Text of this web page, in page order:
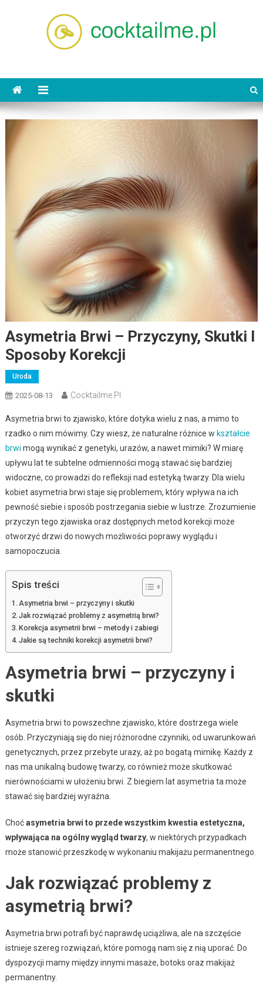
Asymetria Brwi – Przyczyny, Skutki I
Sposoby Korekcji
Uroda
2025-08-13 Cocktailme.pl
Asymetria brwi to zjawisko, które dotyka wielu z nas, a mimo to
rzadko o nim mówimy. Czy wiesz, że naturalne różnice w kształcie
brwi mogą wynikać z genetyki, urazów, a nawet mimiki? W miarę
upływu lat te subtelne odmienności mogą stawać się bardziej
widoczne, co prowadzi do refleksji nad estetyką twarzy. Dla wielu
kobiet asymetria brwi staje się problemem, który wpływa na ich
pewność siebie i sposób postrzegania siebie w lustrze. Zrozumienie
przyczyn tego zjawiska oraz dostępnych metod korekcji może
otworzyć drzwi do nowych możliwości poprawy wyglądu i
samopoczucia.
Spis treści
Asymetria brwi – przyczyny i skutki
Jak rozwiązać problemy z asymetrią brwi?
Korekcja asymetrii brwi – metody i zabiegi
Jakie są techniki korekcji asymetrii brwi?
Asymetria brwi – przyczyny i
skutki
Asymetria brwi to powszechne zjawisko, które dostrzega wiele
osób. Przyczyniają się do niej różnorodne czynniki, od uwarunkowań
genetycznych, przez przebyte urazy, aż po bogatą mimikę. Każdy z
nas ma unikalną budowę twarzy, co również może skutkować
nierównościami w ułożeniu brwi. Z biegiem lat asymetria ta może
stawać się bardziej wyraźna.
Choćasymetria brwi to przede wszystkim kwestia estetyczna,
wpływająca na ogólny wygląd twarzy, w niektórych przypadkach
może stanowić przeszkodę w wykonaniu makijażu permanentnego.
Jak rozwiązać problemy z
asymetrią brwi?
Asymetria brwi potrafi być naprawdę uciążliwa, ale na szczęście
istnieje szereg rozwiązań, które pomogą nam się z nią uporać. Do
dyspozycji mamy między innymi masaże, botoks oraz makijaż
permanentny.